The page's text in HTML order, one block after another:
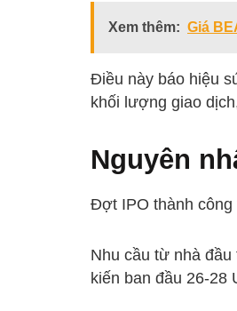
Xem thêm: Giá
Điều này báo hiệu
khối lượng giao
Nguyên
Đợt IPO thành công
Nhu cầu từ nhà
kiến ban đầu 26-28